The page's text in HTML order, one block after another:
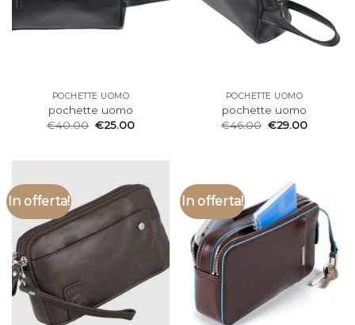
POCHETTE UOMO
pochette uomo
€40.00 €25.00
POCHETTE UOMO
pochette uomo
€46.00 €29.00
In offerta! In offerta!